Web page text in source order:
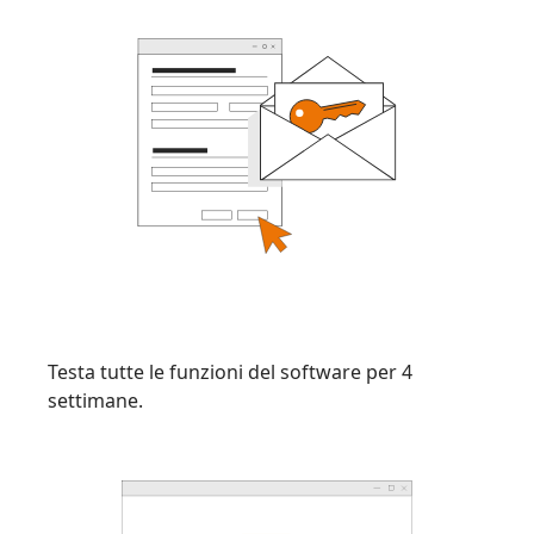
Testa tutte le funzioni del software per 4
settimane.